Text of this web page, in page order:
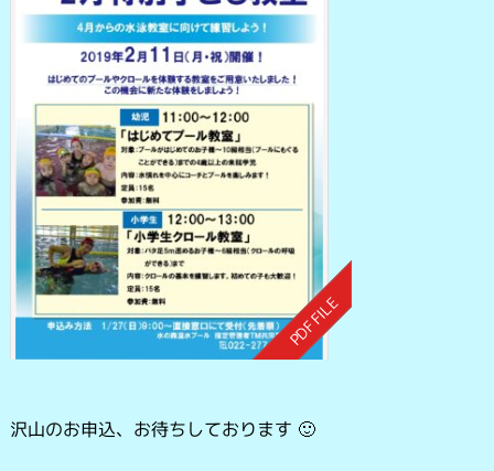
沢山のお申込、お待ちしております 🙂